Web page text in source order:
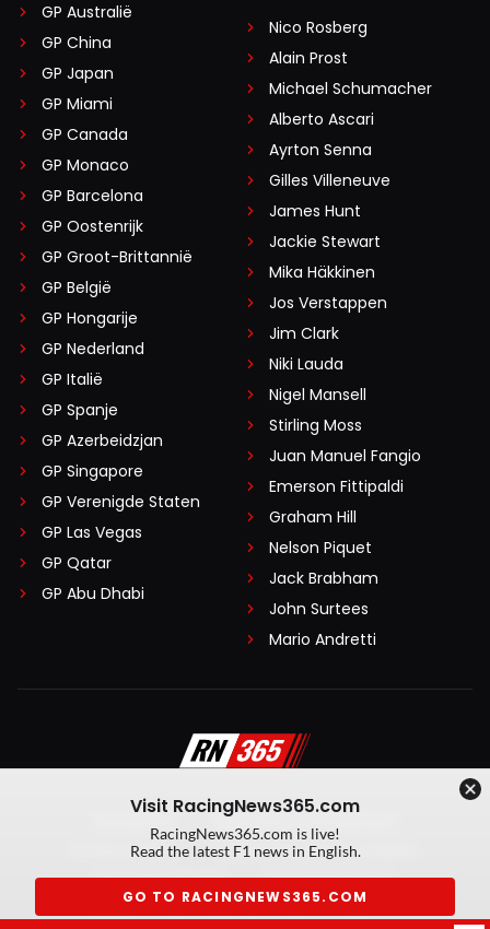
GP Australië
GP China
GP Japan
GP Miami
GP Canada
GP Monaco
GP Barcelona
GP Oostenrijk
GP Groot-Brittannië
GP België
GP Hongarije
GP Nederland
GP Italië
GP Spanje
GP Azerbeidzjan
GP Singapore
GP Verenigde Staten
GP Las Vegas
GP Qatar
GP Abu Dhabi
Nico Rosberg
Alain Prost
Michael Schumacher
Alberto Ascari
Ayrton Senna
Gilles Villeneuve
James Hunt
Jackie Stewart
Mika Häkkinen
Jos Verstappen
Jim Clark
Niki Lauda
Nigel Mansell
Stirling Moss
Juan Manuel Fangio
Emerson Fittipaldi
Graham Hill
Nelson Piquet
Jack Brabham
John Surtees
Mario Andretti
Algemene voorwaarden
Privacy Policy
Created by On Your Marks
Privacy manager
Kansspeluitingen
Visit RacingNews365.com
RacingNews365.com is live!
Read the latest F1 news in English.
GO TO RACINGNEWS365.COM